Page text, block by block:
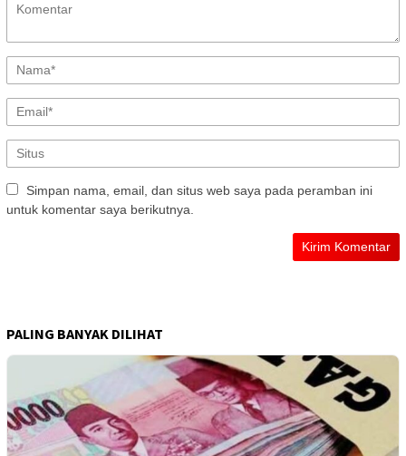
Simpan nama, email, dan situs web saya pada peramban ini
untuk komentar saya berikutnya.
PALING BANYAK DILIHAT